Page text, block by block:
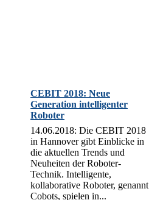
CEBIT 2018: Neue
Generation intelligenter
Roboter
14.06.2018: Die CEBIT 2018
in Hannover gibt Einblicke in
die aktuellen Trends und
Neuheiten der Roboter-
Technik. Intelligente,
kollaborative Roboter, genannt
Cobots, spielen in...